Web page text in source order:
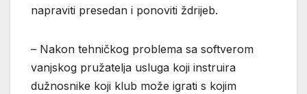
napraviti presedan i ponoviti ždrijeb.
– Nakon tehničkog problema sa softverom
vanjskog pružatelja usluga koji instruira
dužnosnike koji klub može igrati s kojim